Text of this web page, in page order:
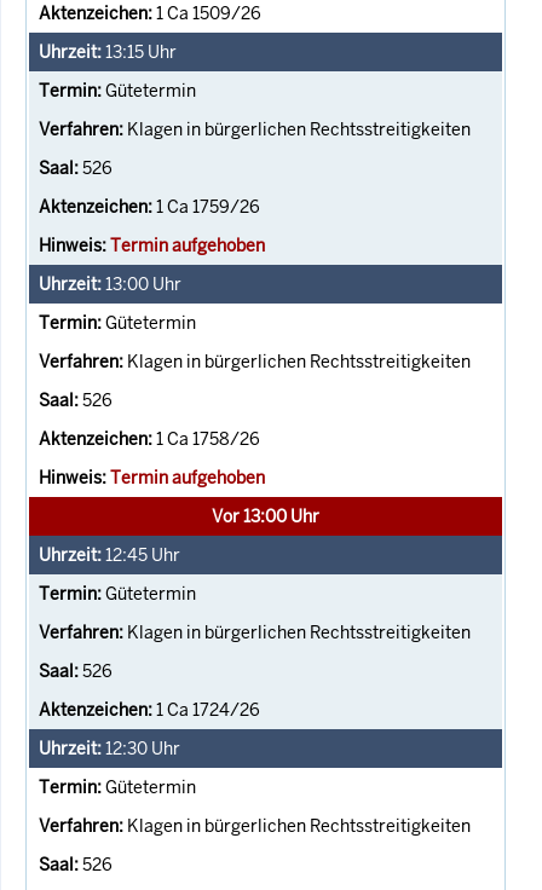
1 Ca 1509/26
13:15 Uhr
Gütetermin
Klagen in bürgerlichen Rechtsstreitigkeiten
526
1 Ca 1759/26
Termin aufgehoben
13:00 Uhr
Gütetermin
Klagen in bürgerlichen Rechtsstreitigkeiten
526
1 Ca 1758/26
Termin aufgehoben
Vor 13:00 Uhr
12:45 Uhr
Gütetermin
Klagen in bürgerlichen Rechtsstreitigkeiten
526
1 Ca 1724/26
12:30 Uhr
Gütetermin
Klagen in bürgerlichen Rechtsstreitigkeiten
526